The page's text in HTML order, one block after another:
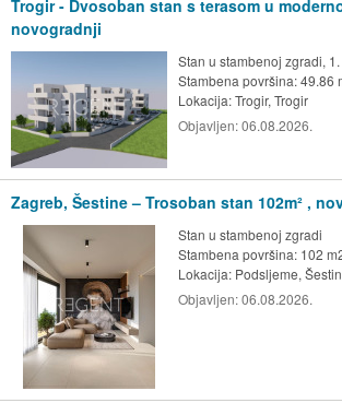
Trogir - Dvosoban stan s terasom u
novogradnji
Stan u stambenoj zgradi,
Stambena površina: 49.86
Lokacija:Trogir, Trogir
Objavljen:06.08.2026.
Zagreb, Šestine – Trosoban stan 102m² ,
Stan u stambenoj zgradi
Stambena površina: 102
Lokacija: Podsljeme,
Objavljen:06.08.2026.